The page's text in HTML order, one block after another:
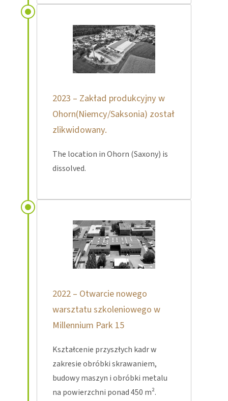
2023 – Zakład produkcyjny w
Ohorn(Niemcy/Saksonia) został
zlikwidowany.
The location in Ohorn (Saxony) is
dissolved.
2022 – Otwarcie nowego
warsztatu szkoleniowego w
Millennium Park 15
Kształcenie przyszłych kadr w
zakresie obróbki skrawaniem,
budowy maszyn i obróbki metalu
na powierzchni ponad 450 m².